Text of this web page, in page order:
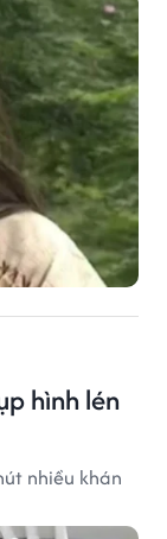
hình lén
nhiều khán